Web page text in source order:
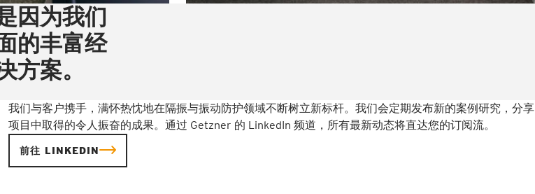
因为我们
的丰富经
方案。
我们与客户携手，满怀热忱地在隔振与振动防护领域不断树立新标杆。我们会定期发布新的案例研究，分享
项目中取得的令人振奋的成果。通过 Getzner 的 LinkedIn 频道，所有最新动态将直达您的订阅流。
前往 LINKEDIN